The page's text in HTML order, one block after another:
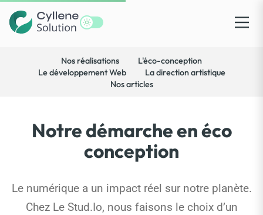
Nos réalisations
L'éco-conception
Le développement Web
La direction artistique
Nos articles
Notre démarche en éco
conception
Le numérique a un impact réel sur notre planète.
Chez Le Stud.Io, nous faisons le choix d’un